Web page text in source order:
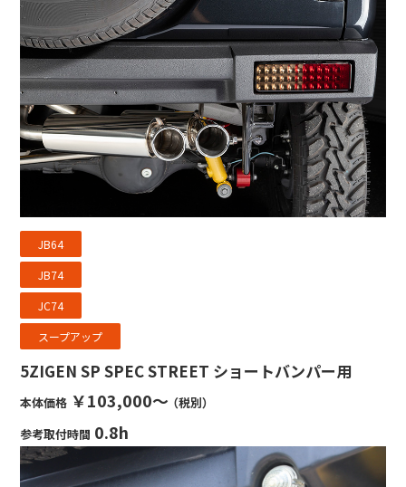
JB64
JB74
JC74
スープアップ
5ZIGEN SP SPEC STREET ショートバンパー用
本体価格 ￥103,000～ （税別）
参考取付時間 0.8h